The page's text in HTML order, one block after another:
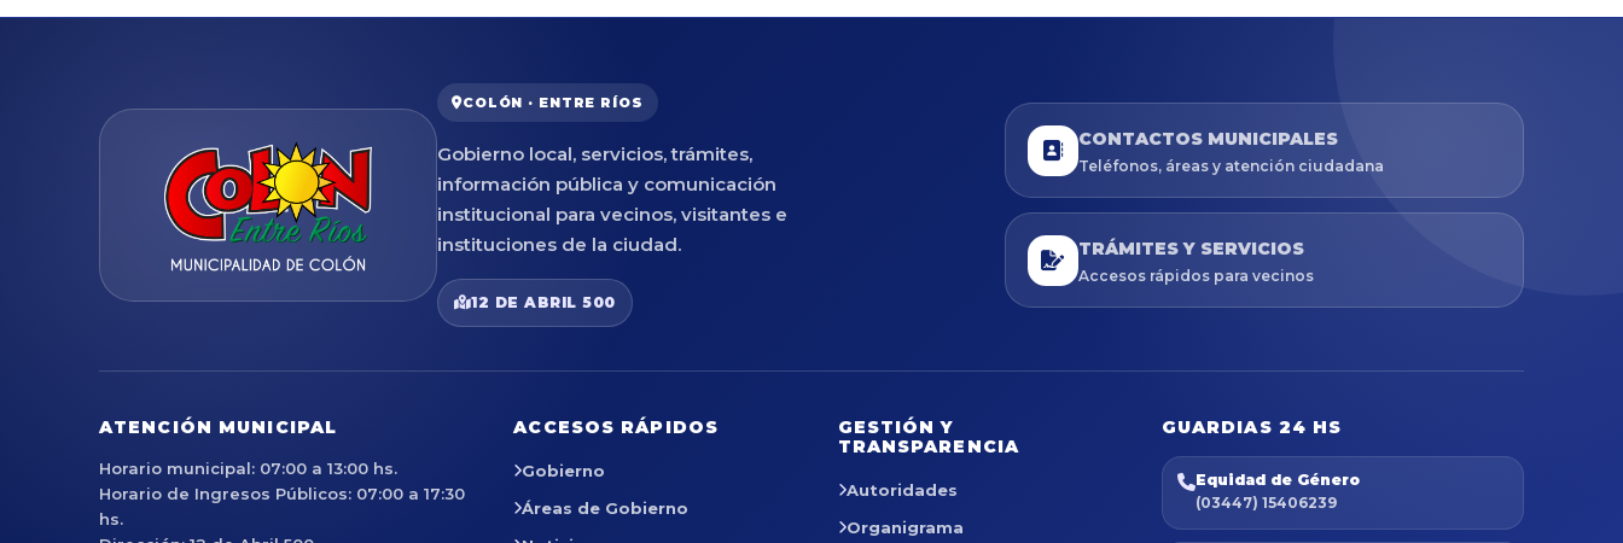
COLÓN · ENTRE RÍOS
Gobierno local, servicios, trámites,
información pública y comunicación
institucional para vecinos, visitantes e
instituciones de la ciudad.
12 DE ABRIL 500
CONTACTOS MUNICIPALES
Teléfonos, áreas y atención ciudadana
TRÁMITES Y SERVICIOS
Accesos rápidos para vecinos
ATENCIÓN MUNICIPAL
Horario municipal: 07:00 a 13:00 hs.
Horario de Ingresos Públicos: 07:00 a 17:30
hs.
ACCESOS RÁPIDOS
Gobierno
Áreas de Gobierno
GESTIÓN Y
TRANSPARENCIA
Autoridades
Organigrama
GUARDIAS 24 HS
Equidad de Género
(03447) 15406239